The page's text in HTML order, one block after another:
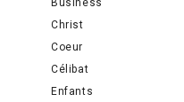
Business
Christ
Coeur
Célibat
Enfants